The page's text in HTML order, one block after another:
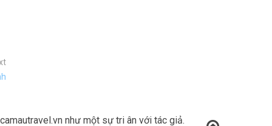
như một sự tri ân với tác giả.